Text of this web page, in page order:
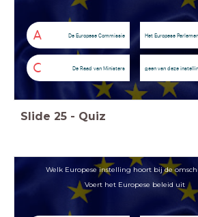
A De Europese Commissie Het Europese
C De Raad van Ministers geen van deze
Slide 25 - Quiz
Welk Europese instelling hoort bij de
Voert het Europese beleid uit